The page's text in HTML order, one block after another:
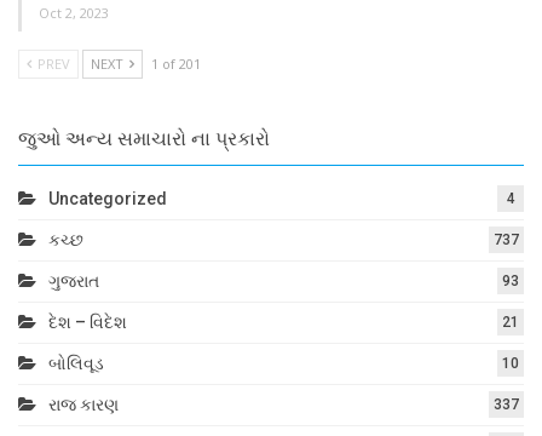
Oct 2, 2023
PREV NEXT 1 of 201
જુઓ અન્ય સમાચારો ના પ્રકારો
Uncategorized 4
કચ્છ 737
ગુજરાત 93
દેશ – વિદેશ 21
બોલિવૂડ 10
રાજ કારણ 337